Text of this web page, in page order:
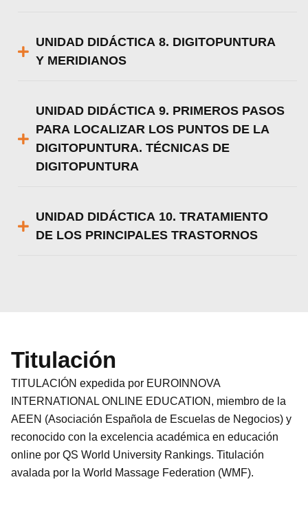
UNIDAD DIDÁCTICA 8. DIGITOPUNTURA
Y MERIDIANOS
UNIDAD DIDÁCTICA 9. PRIMEROS PASOS
PARA LOCALIZAR LOS PUNTOS DE LA
DIGITOPUNTURA. TÉCNICAS DE
DIGITOPUNTURA
UNIDAD DIDÁCTICA 10. TRATAMIENTO
DE LOS PRINCIPALES TRASTORNOS
Titulación
TITULACIÓN expedida por EUROINNOVA
INTERNATIONAL ONLINE EDUCATION, miembro de la
AEEN (Asociación Española de Escuelas de Negocios) y
reconocido con la excelencia académica en educación
online por QS World University Rankings. Titulación
avalada por la World Massage Federation (WMF).